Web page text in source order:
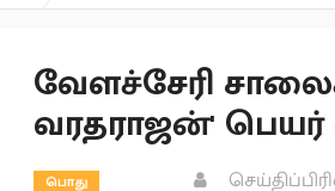
வேளச்சேரி
வரதராஜன்' பெயர்
பொது